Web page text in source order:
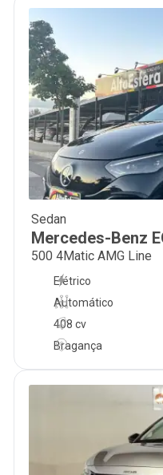
Sedan
Mercedes-Benz
500 4Matic AMG Line
Automático
408 cv
Elétrico
Bragança